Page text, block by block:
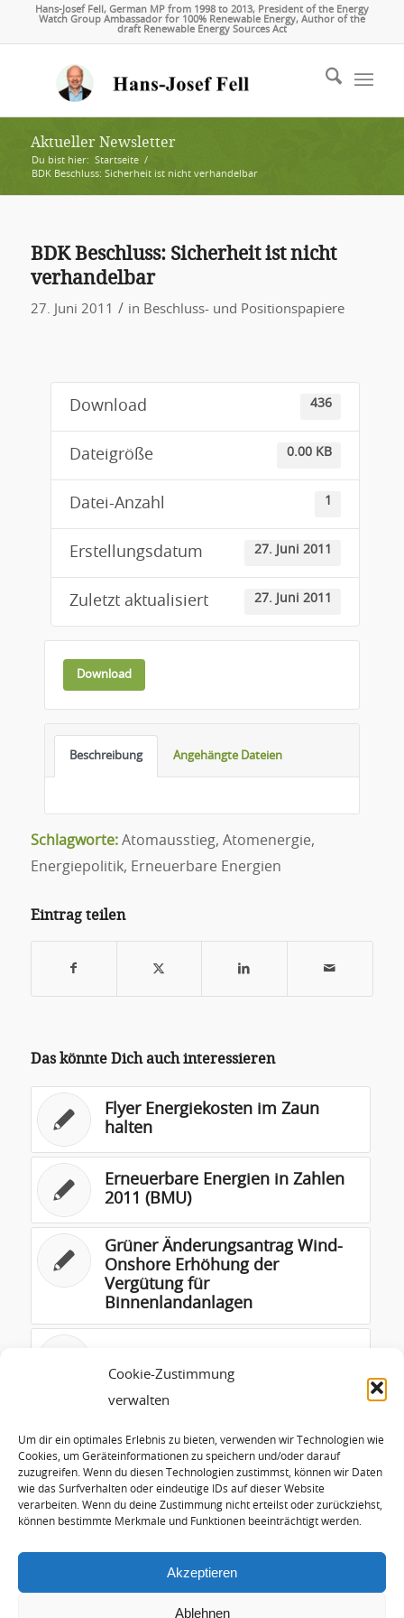
Cookie-Zustimmung
verwalten
Um dir ein optimales Erlebnis zu bieten, verwenden wir Technologien wie
Cookies, um Geräteinformationen zu speichern und/oder darauf
zuzugreifen. Wenn du diesen Technologien zustimmst, können wir Daten
wie das Surfverhalten oder eindeutige IDs auf dieser Website
verarbeiten. Wenn du deine Zustimmung nicht erteilst oder zurückziehst,
können bestimmte Merkmale und Funktionen beeinträchtigt werden.
Akzeptieren
Ablehnen
Hans-Josef Fell, German MP from 1998 to 2013, President of the Energy
Watch Group Ambassador for 100% Renewable Energy, Author of the
draft Renewable Energy Sources Act
Aktueller Newsletter
Du bist hier: Startseite /
BDK Beschluss: Sicherheit ist nicht verhandelbar
BDK Beschluss: Sicherheit ist nicht
verhandelbar
27. Juni 2011 / in Beschluss- und Positionspapiere
Download 436
Dateigröße 0.00 KB
Datei-Anzahl 1
Erstellungsdatum 27. Juni 2011
Zuletzt aktualisiert 27. Juni 2011
Download
Beschreibung Angehängte Dateien
Schlagworte: Atomausstieg, Atomenergie,
Energiepolitik, Erneuerbare Energien
Eintrag teilen
Das könnte Dich auch interessieren
Flyer Energiekosten im Zaun
halten
Erneuerbare Energien in Zahlen
2011 (BMU)
Grüner Änderungsantrag Wind-
Onshore Erhöhung der
Vergütung für
Binnenlandanlagen
Energieerzeugungsanlagen
Rede zur Listenaufstellung zur
Bundestagswahl 2013